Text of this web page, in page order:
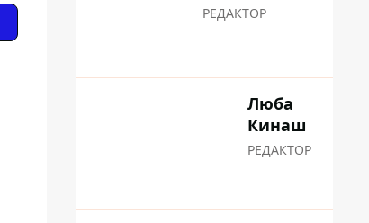
РЕДАКТОР
Люба
Кинаш
РЕДАКТОР